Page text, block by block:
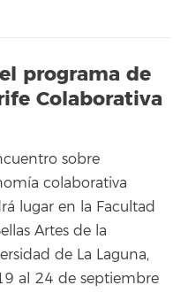
programa de
Colaborativa
sobre
colaborativa
lugar en la Facultad
Artes de la
de La Laguna,
al 24 de septiembre